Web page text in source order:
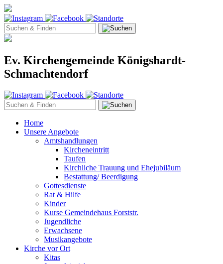
Ev. Kirchengemeinde Königshardt-
Schmachtendorf
Home
Unsere Angebote
Amtshandlungen
Kircheneintritt
Taufen
Kirchliche Trauung und Ehejubiläum
Bestattung/ Beerdigung
Gottesdienste
Rat & Hilfe
Kinder
Kurse Gemeindehaus Forststr.
Jugendliche
Erwachsene
Musikangebote
Kirche vor Ort
Kitas